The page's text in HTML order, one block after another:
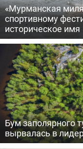
«Мурманская
спортивному
историческое имя
Бум заполярного
вырвалась в